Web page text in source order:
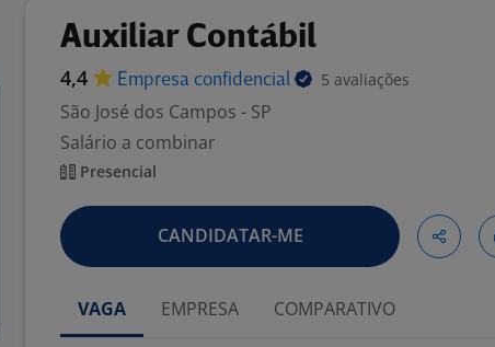
Auxiliar Contábil
4,4 Empresa confidencial 5 avaliações
São José dos Campos - SP
Salário a combinar
Presencial
CANDIDATAR-ME
VAGA EMPRESA COMPARATIVO